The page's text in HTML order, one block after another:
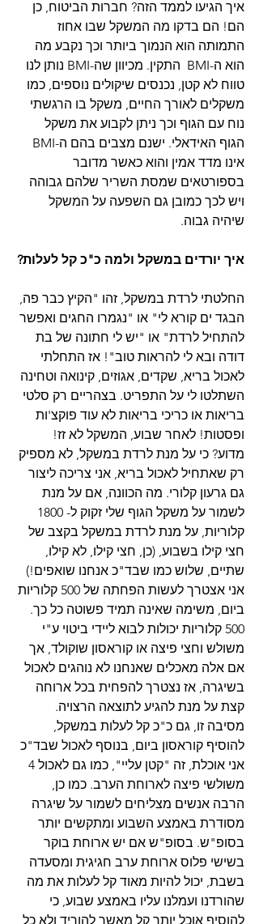
איך הגיעו לממד הזה? חברות הביטוח, כן
הם! הם בדקו מה המשקל שבו אחוז
התמותה הוא הנמוך ביותר וכך נקבע מה
הוא ה-BMI  התקין. מכיוון שה-BMI נותן לנו
טווח לא קטן, נכנסים שיקולים נוספים, כמו
משקלים לאורך החיים, משקל בו הרגשתי
נוח עם הגוף וכך ניתן לקבוע את משקל
אינו מדד אמין והוא כאשר מדובר
בספורטאים שמסת השריר שלהם גבוהה
ויש לכך כמובן גם השפעה על המשקל
שיהיה גבוה.
איך יורדים במשקל ולמה כ"כ קל לעלות?
החלטתי לרדת במשקל, זהו "הקיץ כבר פה,
הבגד ים קורא לי" או "נגמרו החגים ואפשר
להתחיל לרדת" או "יש לי חתונה של בת
דודה ובא לי להראות טוב"! אז התחלתי
לאכול בריא, שקדים, אגוזים, קינואה וטחינה
השתלטו לי על התפריט. בצהריים רק סלטי
בריאות או כריכי בריאות לא עוד פוקצ'ות
ופסטות! לאחר שבוע, המשקל לא זז!
מדוע? כי על מנת לרדת במשקל, לא מספיק
רק שאתחיל לאכול בריא, אני צריכה ליצור
גם גרעון קלורי. מה הכוונה, אם על מנת
קלוריות, על מנת לרדת במשקל בקצב של
חצי קילו בשבוע, (כן, חצי קילו, לא קילו,
שתיים, שלוש כמו שבד"כ אנחנו שואפים!)
אני אצטרך לעשות הפחתה של 500 קלוריות
ביום, משימה שאינה תמיד פשוטה כל כך.
500 קלוריות יכולות לבוא ליידי ביטוי ע"י
משולש וחצי פיצה או קוראסון שוקולד, אך
אם אלה מאכלים שאנחנו לא נוהגים לאכול
בשיגרה, אז נצטרך להפחית בכל ארוחה
קצת על מנת להגיע לתוצאה הרצויה.
מסיבה זו, גם כ"כ קל לעלות במשקל,
להוסיף קוראסון ביום, בנוסף לאכול שבד"כ
משולשי פיצה לארוחת הערב. כמו כן,
הרבה אנשים מצליחים לשמור על שיגרה
מסודרת באמצע השבוע ומתקשים יותר
בסופ"ש. בסופ"ש אם יש ארוחת בוקר
בשישי פלוס ארוחת ערב חגיגית ומסעדה
בשבת, יכול להיות מאוד קל לעלות את מה
שהורדנו ועמלנו עליו באמצע שבוע, כי
להוסיף אוכל יותר קל מאשר להוריד ולא כל